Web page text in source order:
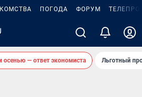
ПОГОДА ФОРУМ
осенью — ответ экономиста Льготный